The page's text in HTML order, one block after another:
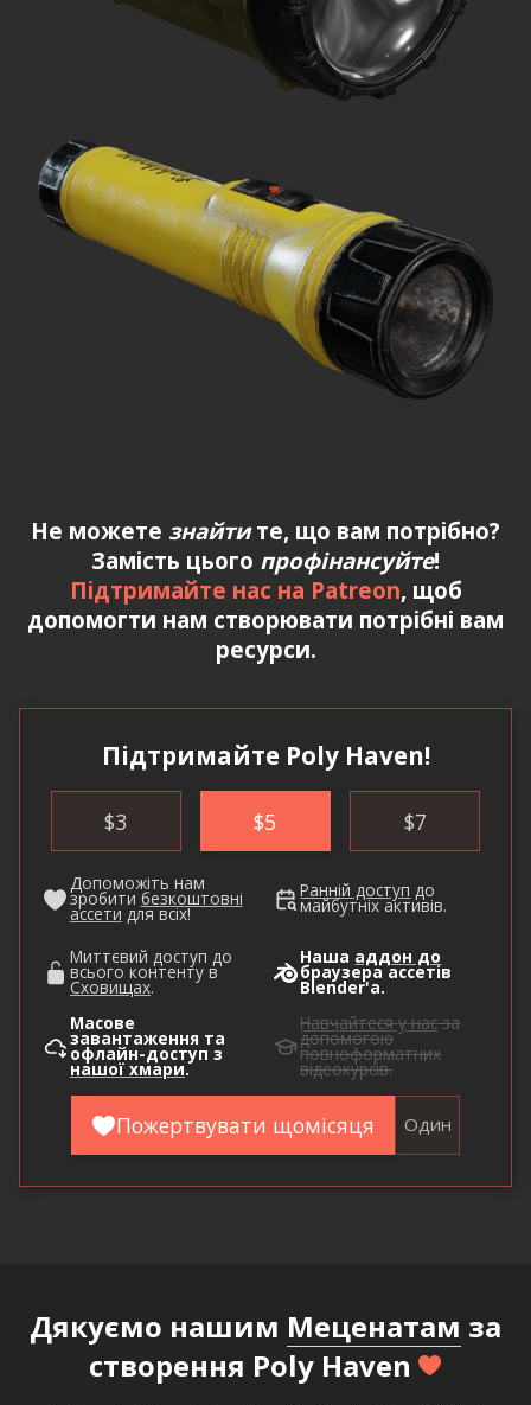
Не можете знайтите, що вам потрібно?
Замість цього профінансуйте!
Підтримайте нас на Patreon, щоб
допомогти нам створювати потрібні вам
ресурси.
Підтримайте Poly Haven!
$3 $5 $7
Допоможіть нам
зробити безкоштовні
ассети для всіх!
Ранній доступ до
майбутніх активів.
Миттєвий доступ до
всього контенту в
Сховищах.
Наша аддон до
браузера ассетів
Blender'а.
Масове
завантаження та
офлайн-доступ з
нашої хмари.
Навчайтеся у насза
допомогою
повноформатних
відеокурсів.
Пожертвувати щомісяця Один
Дякуємо нашим Меценатам за
створення Poly Haven